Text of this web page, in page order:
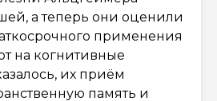
а теперь они оценили
применения
на когнитивные
их приём
память и